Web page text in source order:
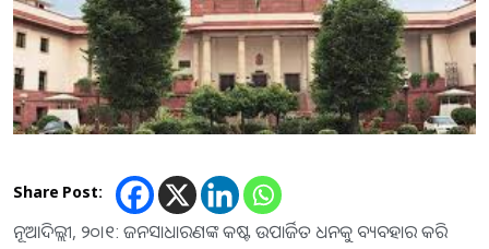
Share Post:
ନୂଆଦିଲ୍ଲୀ, ୨୦।୧: ଜନସାଧାରଣଙ୍କ କଷ୍ଟ ଉପାର୍ଜିତ ଧନକୁ ବ୍ୟବହାର କରି